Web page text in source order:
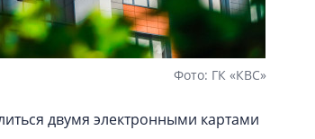
Фото: ГК «КВС»
двумя электронными картами